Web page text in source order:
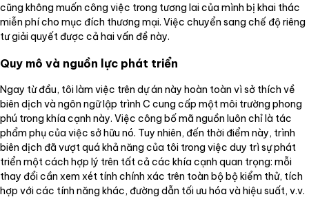
cũng không muốn công việc trong tương lai của mình bị khai thác
miễn phí cho mục đích thương mại. Việc chuyển sang chế độ riêng
tư giải quyết được cả hai vấn đề này.
Quy mô và nguồn lực phát triển
Ngay từ đầu, tôi làm việc trên dự án này hoàn toàn vì sở thích về
biên dịch và ngôn ngữ lập trình C cung cấp một môi trường phong
phú trong khía cạnh này. Việc công bố mã nguồn luôn chỉ là tác
phẩm phụ của việc sở hữu nó. Tuy nhiên, đến thời điểm này, trình
biên dịch đã vượt quá khả năng của tôi trong việc duy trì sự phát
triển một cách hợp lý trên tất cả các khía cạnh quan trọng: mỗi
thay đổi cần xem xét tính chính xác trên toàn bộ bộ kiểm thử, tích
hợp với các tính năng khác, đường dẫn tối ưu hóa và hiệu suất, v.v.